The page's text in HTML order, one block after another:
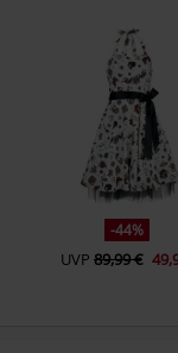
-44%
UVP 89,99 €